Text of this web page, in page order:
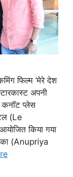
फिल्म ‘मेरे देश
अपनी
कनॉट प्लेस
(Le
किया गया
(Anupriya